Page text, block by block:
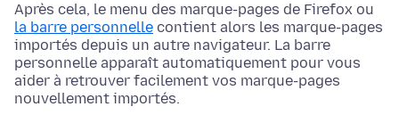
Après cela, le menu des marque-pages de Firefox ou
la barre personnelle contient alors les marque-pages
importés depuis un autre navigateur. La barre
personnelle apparaît automatiquement pour vous
aider à retrouver facilement vos marque-pages
nouvellement importés.